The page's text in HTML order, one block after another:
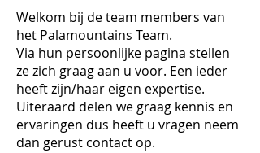
Welkom bij de team members van
het Palamountains Team.
Via hun persoonlijke pagina stellen
ze zich graag aan u voor. Een ieder
heeft zijn/haar eigen expertise.
Uiteraard delen we graag kennis en
ervaringen dus heeft u vragen neem
dan gerust contact op.